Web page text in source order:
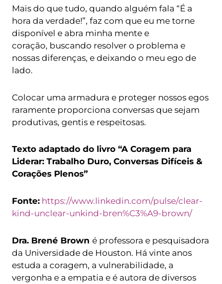
Mais do que tudo, quando alguém fala “É a
hora da verdade!”, faz com que eu me torne
disponível e abra minha mente e
coração, buscando resolver o problema e
nossas diferenças, e deixando o meu ego de
lado.
Colocar uma armadura e proteger nossos egos
raramente proporciona conversas que sejam
produtivas, gentis e respeitosas.
Texto adaptado do livro “A Coragem para
Liderar: Trabalho Duro, Conversas Difíceis &
Corações Plenos”
Fonte: https://www.linkedin.com/pulse/clear-
kind-unclear-unkind-bren%C3%A9-brown/
Dra. Brené Browné professora e pesquisadora
da Universidade de Houston. Há vinte anos
estuda a coragem, a vulnerabilidade, a
vergonha e a empatia e é autora de diversos